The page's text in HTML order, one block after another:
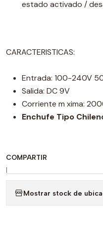
estado activado /
CARACTERISTICAS:
Entrada: 100-240V
Salida: DC 9V
Corriente m xima:
Enchufe Tipo
COMPARTIR
|
Mostrar stock de